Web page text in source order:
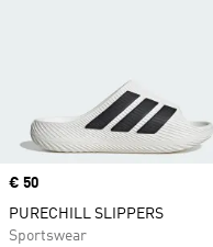
Price
€ 50
PURECHILL SLIPPERS
Sportswear